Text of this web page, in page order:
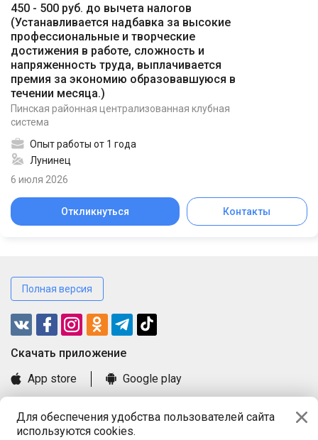
Для обеспечения удобства пользователей сайта
используются cookies.
450 - 500 руб. до вычета налогов
(Устанавливается надбавка за высокие
профессиональные и творческие
достижения в работе, сложность и
напряженность труда, выплачивается
премия за экономию образовавшуюся в
течении месяца.)
Пинская районная централизованная клубная
система
Опыт работы от 1 года
Лунинец
6 июля 2026
Откликнуться Контакты
Полная версия
Cкачать приложение
App store
Google play
Книга замечаний и предложений